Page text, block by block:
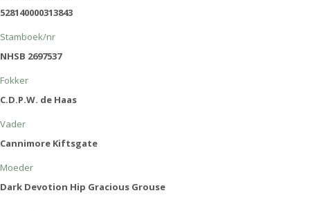
528140000313843
Stamboek/nr
NHSB 2697537
Fokker
C.D.P.W. de Haas
Vader
Cannimore Kiftsgate
Moeder
Dark Devotion Hip Gracious Grouse